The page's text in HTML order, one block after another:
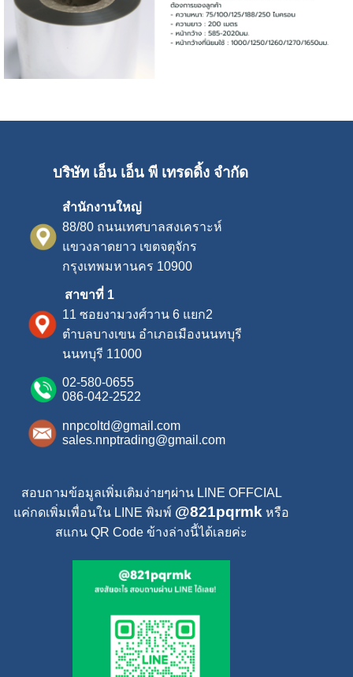
บริษัท เอ็น เอ็น พี เทรดดิ้ง จำกัด
สำนักงานใหญ่
88/80 ถนนเทศบาลสงเคราะห์
แขวงลาดยาว เขตจตุจักร
กรุงเทพมหานคร 10900
สาขาที่ 1
11 ซอยงามวงศ์วาน 6 แยก2
ตำบลบางเขน อำเภอเมืองนนทบุรี
นนทบุรี 11000
02-580-0655
086-042-2522
nnpcoltd@gmail.com
sales.nnptrading@gmail.com
สอบถามข้อมูลเพิ่มเติมง่ายๆผ่าน LINE OFFCIAL
แค่กดเพิ่มเพื่อนใน LINE พิมพ์ @821pqrmk หรือ
สแกน QR Code ข้างล่างนี้ได้เลยค่ะ